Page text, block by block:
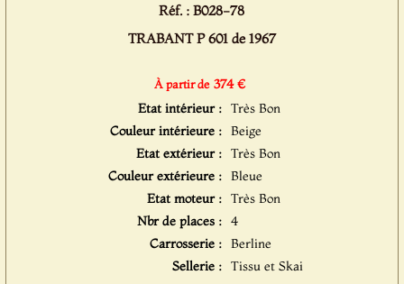
Réf. : B028-78
TRABANT P 601 de 1967
À partir de 374 €
Etat intérieur : Très Bon
Couleur intérieure : Beige
Etat extérieur : Très Bon
Couleur extérieure : Bleue
Etat moteur : Très Bon
Nbr de places : 4
Carrosserie : Berline
Sellerie : Tissu et Skai